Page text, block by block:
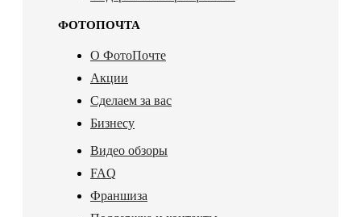
ФОТОПОЧТА
О ФотоПочте
Акции
Сделаем за вас
Бизнесу
Видео обзоры
FAQ
Франшиза